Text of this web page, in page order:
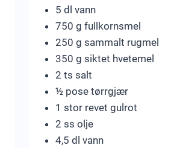
5 dl vann
750 g fullkornsmel
250 g sammalt rugmel
350 g siktet hvetemel
2 ts salt
½ pose tørrgjær
1 stor revet gulrot
2 ss olje
4,5 dl vann